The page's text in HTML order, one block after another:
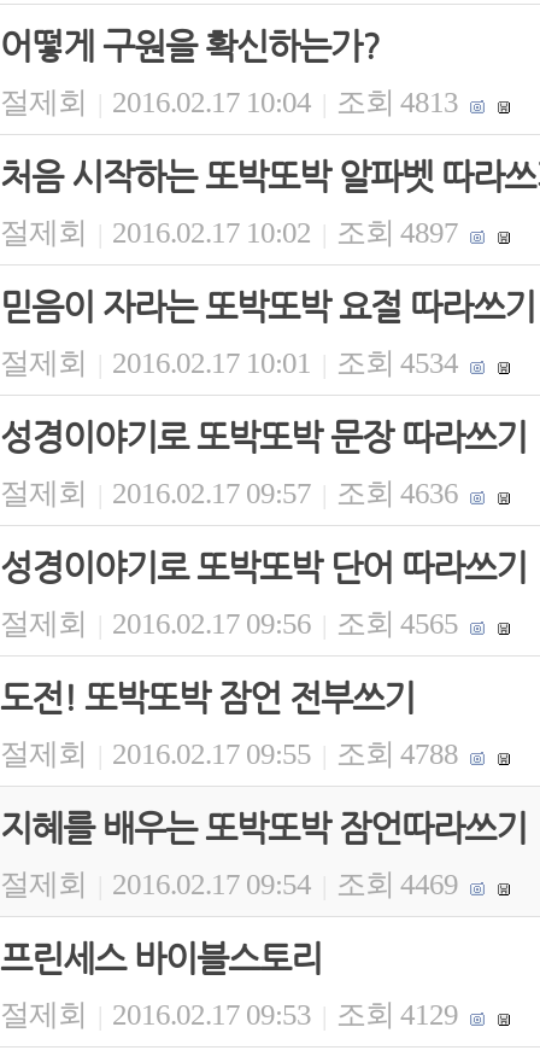
어떻게 구원을 확신하는가?
절제회 | 2016.02.17 10:04 | 조회 4813
처음 시작하는 또박또박 알파벳 따라
절제회 | 2016.02.17 10:02 | 조회 4897
믿음이 자라는 또박또박 요절 따라쓰기
절제회 | 2016.02.17 10:01 | 조회 4534
성경이야기로 또박또박 문장 따라쓰기
절제회 | 2016.02.17 09:57 | 조회 4636
성경이야기로 또박또박 단어 따라쓰기
절제회 | 2016.02.17 09:56 | 조회 4565
도전! 또박또박 잠언 전부쓰기
절제회 | 2016.02.17 09:55 | 조회 4788
지혜를 배우는 또박또박 잠언따라쓰기
절제회 2016.02.17 09:54 조회 4469
프린세스 바이블스토리
절제회 | 2016.02.17 09:53 | 조회 4129